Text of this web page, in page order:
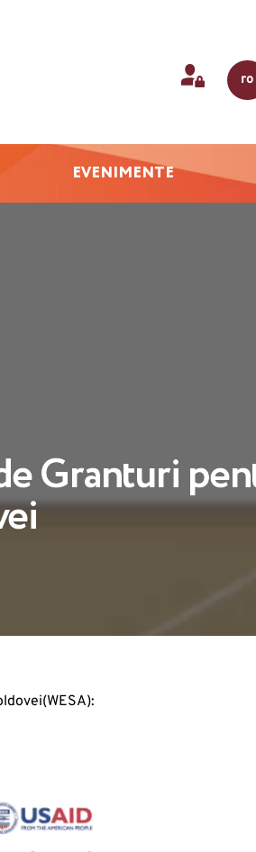
ro
EVENIMENTE
Granturi